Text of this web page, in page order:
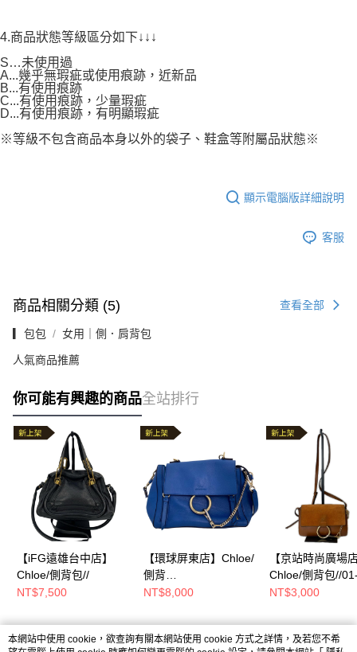
4.商品狀態等級區分如下↓↓↓
S…未使用過
A...幾乎無瑕疵或使用痕跡，近新品
B...有使用痕跡
C...有使用痕跡，少量瑕疵
D...有使用痕跡，有明顯瑕疵
※等級不包含商品本身以外的袋子、鞋盒等附屬品狀態※
顯示電腦版詳細說明
客服
商品相關分類 (5) 查看全部
▎包包 女用｜側．肩背包
人氣商品推薦
你可能有興趣的商品全站排行
【iFG遠雄台中店】
Chloe/側背包//
NT$7,500
【環球屏東店】Chloe/
側背
包//CHC17WS322HGJ
NT$8,000
【京站時尚廣場
Chloe/側背包//
68-65
NT$3,000
本網站中使用 cookie，欲查詢有關本網站使用 cookie 方式之詳情，及若您不希